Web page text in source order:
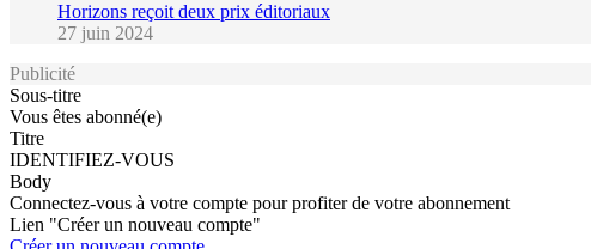
Horizons reçoit deux prix éditoriaux
27 juin 2024
Publicité
Sous-titre
Vous êtes abonné(e)
Titre
IDENTIFIEZ-VOUS
Body
Connectez-vous à votre compte pour profiter de votre abonnement
Lien "Créer un nouveau compte"